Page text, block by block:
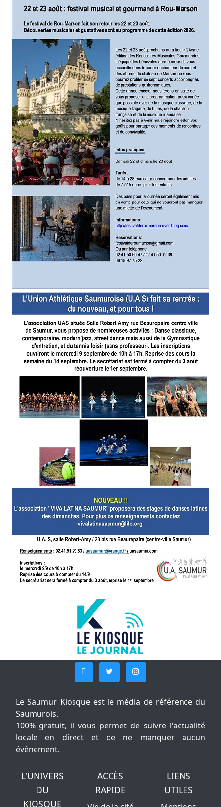
Le Saumur Kiosque est le média de référence du
Saumurois.
100% gratuit, il vous permet de suivre l'actualité
locale en direct et de ne manquer aucun
évènement.
L'UNIVERS
DU
KIOSQUE
ACCÈS
RAPIDE
LIENS
UTILES